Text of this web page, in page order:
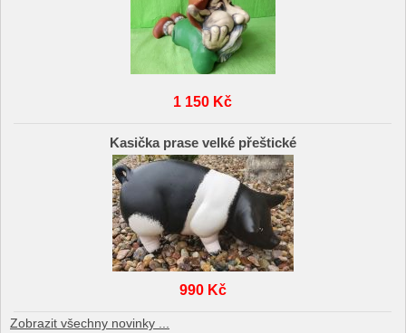
1 150 Kč
Kasička prase velké přeštické
990 Kč
Zobrazit všechny novinky ...